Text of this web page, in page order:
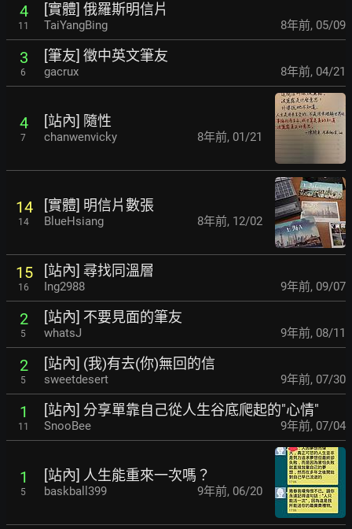
4
11
[實體] 俄羅斯明信片
TaiYangBing 8年前, 05/09
3
6
[筆友] 徵中英文筆友
gacrux 8年前, 04/21
4
7
[站內] 隨性
chanwenvicky 8年前, 01/21
14
14
[實體] 明信片數張
BlueHsiang 8年前, 12/02
15
16
[站內] 尋找同溫層
Ing2988 9年前, 09/07
2
5
[站內] 不要見面的筆友
whatsJ 9年前, 08/11
2
5
[站內] (我)有去(你)無回的信
sweetdesert 9年前, 07/30
1
11
[站內] 分享單靠自己從人生谷底爬起的"心情"
SnooBee 9年前, 07/04
1
5
[站內] 人生能重來一次嗎？
baskball399 9年前, 06/20